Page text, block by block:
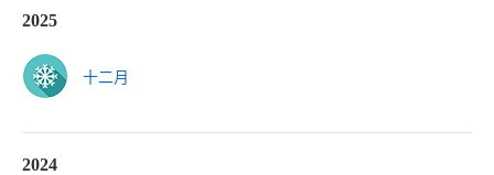
2025
十二月
2024